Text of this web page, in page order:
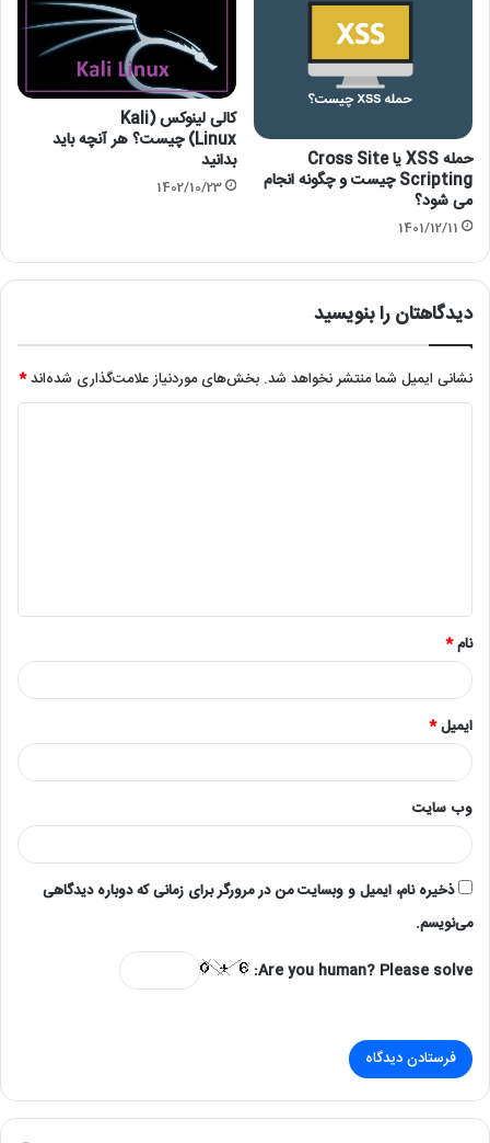
حمله XSS یا Cross Site
Scripting چیست و چگونه انجام
می شود؟
1401/12/11
کالی لینوکس (Kali
Linux) چیست؟ هر آنچه باید
بدانید
1402/10/23
دیدگاهتان را بنویسید
نشانی ایمیل شما منتشر نخواهد شد. بخش‌های موردنیاز علامت‌گذاری شده‌اند*
*
نام*
ایمیل*
وب‌ سایت
ذخیره نام، ایمیل و وبسایت من در مرورگر برای زمانی که دوباره دیدگاهی
می‌نویسم.
Are you human? Please solve: